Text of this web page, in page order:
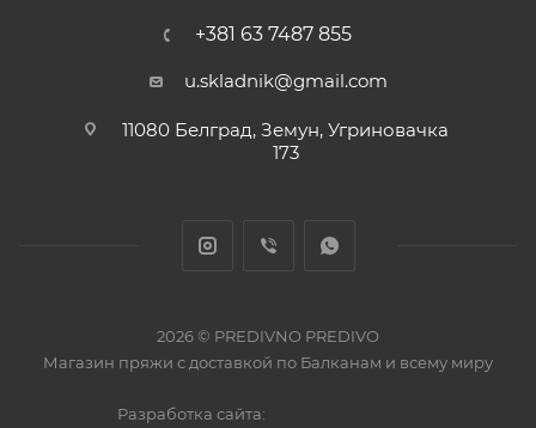
+381 63 7487 855
u.skladnik@gmail.com
11080 Белград, Земун, Угриновачка
173
2026 © PREDIVNO PREDIVO
Магазин пряжи с доставкой по Балканам и всему миру
Разработка сайта: